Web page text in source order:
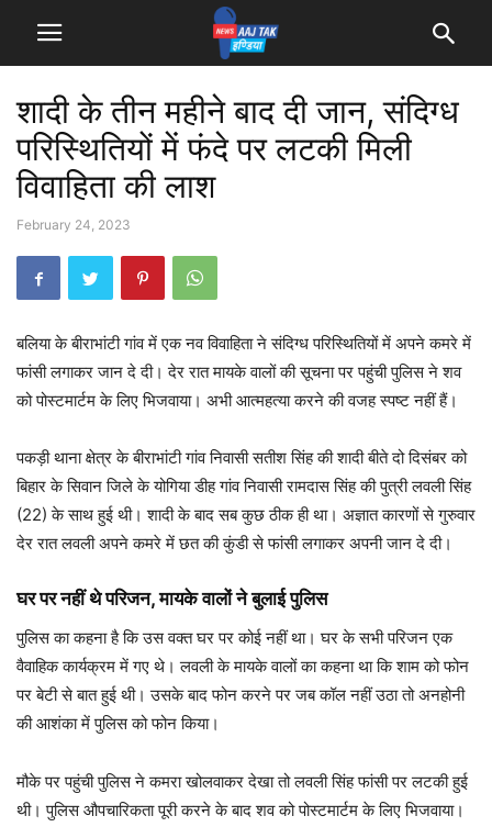
शादी के तीन महीने बाद दी जान, संदिग्ध
परिस्थितियों में फंदे पर लटकी मिली
विवाहिता की लाश
February 24, 2023
बलिया के बीराभांटी गांव में एक नव विवाहिता ने संदिग्ध परिस्थितियों में अपने कमरे में
फांसी लगाकर जान दे दी। देर रात मायके वालों की सूचना पर पहुंची पुलिस ने शव
को पोस्टमार्टम के लिए भिजवाया। अभी आत्महत्या करने की वजह स्पष्ट नहीं हैं।
पकड़ी थाना क्षेत्र के बीराभांटी गांव निवासी सतीश सिंह की शादी बीते दो दिसंबर को
बिहार के सिवान जिले के योगिया डीह गांव निवासी रामदास सिंह की पुत्री लवली सिंह
(22) के साथ हुई थी। शादी के बाद सब कुछ ठीक ही था। अज्ञात कारणों से गुरुवार
देर रात लवली अपने कमरे में छत की कुंडी से फांसी लगाकर अपनी जान दे दी।
घर पर नहीं थे परिजन, मायके वालों ने बुलाई पुलिस
पुलिस का कहना है कि उस वक्त घर पर कोई नहीं था। घर के सभी परिजन एक
वैवाहिक कार्यक्रम में गए थे। लवली के मायके वालों का कहना था कि शाम को फोन
पर बेटी से बात हुई थी। उसके बाद फोन करने पर जब कॉल नहीं उठा तो अनहोनी
की आशंका में पुलिस को फोन किया।
मौके पर पहुंची पुलिस ने कमरा खोलवाकर देखा तो लवली सिंह फांसी पर लटकी हुई
थी। पुलिस औपचारिकता पूरी करने के बाद शव को पोस्टमार्टम के लिए भिजवाया।